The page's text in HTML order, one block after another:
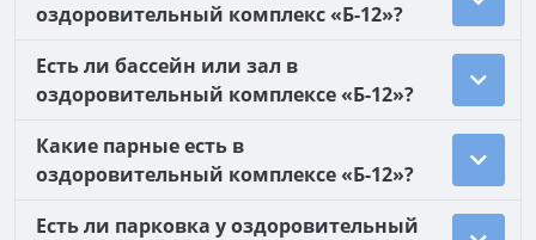
оздоровительный комплекс «Б-12»?
Есть ли бассейн или зал в
оздоровительный комплексе «Б-12»?
Какие парные есть в
оздоровительный комплексе «Б-12»?
Есть ли парковка у оздоровительный